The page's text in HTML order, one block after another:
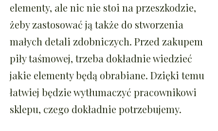
elementy, ale nic nie stoi na przeszkodzie,
żeby zastosować ją także do stworzenia
małych detali zdobniczych. Przed zakupem
piły taśmowej, trzeba dokładnie wiedzieć
jakie elementy będą obrabiane. Dzięki temu
łatwiej będzie wytłumaczyć pracownikowi
sklepu, czego dokładnie potrzebujemy.